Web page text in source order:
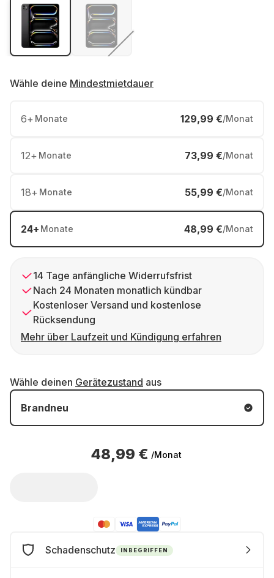
Wähle deine Mindestmietdauer
6+ Monate 129,99 €/Monat
12+ Monate 73,99 €/Monat
18+ Monate 55,99 €/Monat
24+ Monate 48,99 €/Monat
14 Tage anfängliche Widerrufsfrist
Nach 24 Monaten monatlich kündbar
Kostenloser Versand und kostenlose
Rücksendung
Mehr über Laufzeit und Kündigung erfahren
Wähle deinen Gerätezustand aus
Brandneu
48,99 € /Monat
Schadenschutz INBEGRIFFEN